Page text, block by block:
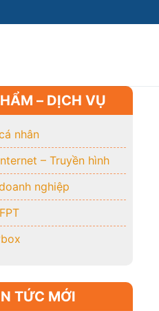
– DỊCH VỤ
nhân
– Truyền hình
nghiệp
TỨC MỚI